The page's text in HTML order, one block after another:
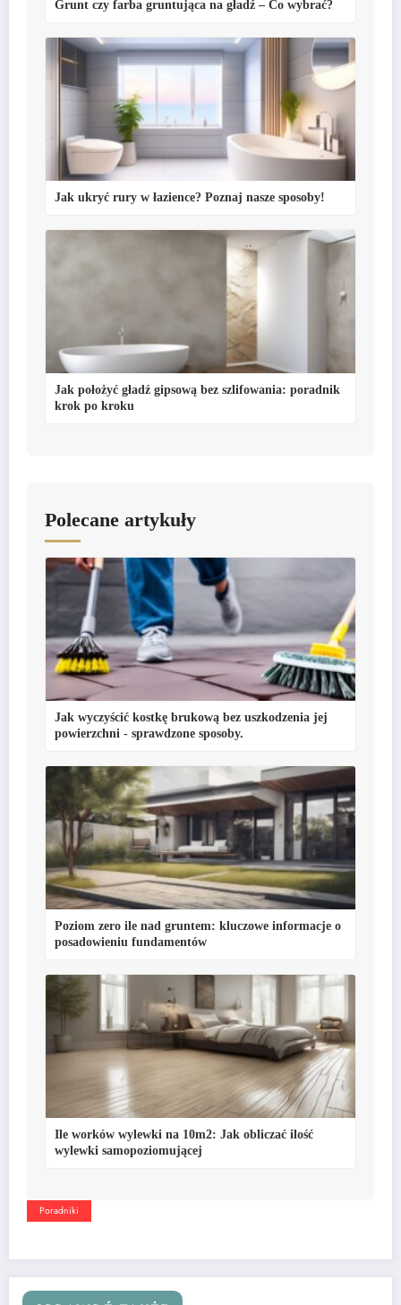
Grunt czy farba gruntująca na gładź – Co wybrać?
Jak ukryć rury w łazience? Poznaj nasze sposoby!
Jak położyć gładź gipsową bez szlifowania: poradnik
krok po kroku
Polecane artykuły
Jak wyczyścić kostkę brukową bez uszkodzenia jej
powierzchni - sprawdzone sposoby.
Poziom zero ile nad gruntem: kluczowe informacje o
posadowieniu fundamentów
Ile worków wylewki na 10m2: Jak obliczać ilość
wylewki samopoziomującej
Poradniki